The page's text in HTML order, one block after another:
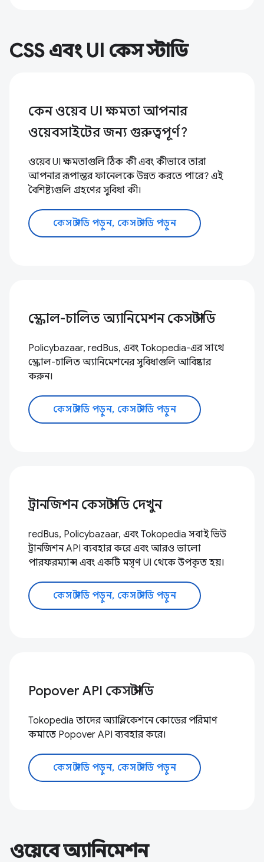
CSS এবং UI কেস স্টাডি
কেন ওয়েব UI ক্ষমতা আপনার
ওয়েবসাইটের জন্য গুরুত্বপূর্ণ?
ওয়েব UI ক্ষমতাগুলি ঠিক কী এবং কীভাবে তারা
আপনার রূপান্তর ফানেলকে উন্নত করতে পারে? এই
বৈশিষ্ট্যগুলি গ্রহণের সুবিধা কী।
কেস স্টাডি পড়ুন, কেস স্টাডি পড়ুন
স্ক্রোল-চালিত অ্যানিমেশন কেস স্টাডি
Policybazaar, redBus, এবং Tokopedia-এর সাথে
স্ক্রোল-চালিত অ্যানিমেশনের সুবিধাগুলি আবিষ্কার
করুন।
কেস স্টাডি পড়ুন, কেস স্টাডি পড়ুন
ট্রানজিশন কেস স্টাডি দেখুন
redBus, Policybazaar, এবং Tokopedia সবাই ভিউ
ট্রানজিশন API ব্যবহার করে এবং আরও ভালো
পারফরম্যান্স এবং একটি মসৃণ UI থেকে উপকৃত হয়।
কেস স্টাডি পড়ুন, কেস স্টাডি পড়ুন
Popover API কেস স্টাডি
Tokopedia তাদের অ্যাপ্লিকেশনে কোডের পরিমাণ
কমাতে Popover API ব্যবহার করে।
কেস স্টাডি পড়ুন, কেস স্টাডি পড়ুন
ওয়েবে অ্যানিমেশন